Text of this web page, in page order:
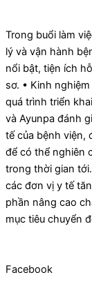
Trong buổi làm
lý và vận hành
nổi bật, tiện ích
sơ. • Kinh
quá trình triển
và Ayunpa đánh
tế của bệnh viện,
để có thể nghiên
trong thời gian
các đơn vị y tế
phần nâng cao
mục tiêu chuyển
Facebook